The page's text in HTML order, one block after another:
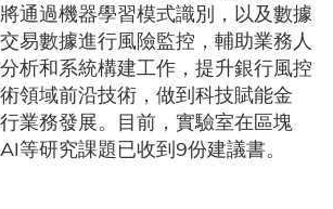
通過機器學習模式識別，以及數據
易數據進行風險監控，輔助業務人
析和系統構建工作，提升銀行風控
領域前沿技術，做到科技賦能金
業務發展。目前，實驗室在區塊
等研究課題已收到9份建議書。